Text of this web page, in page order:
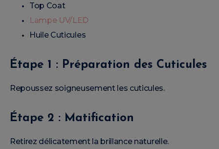
Top Coat
Lampe UV/LED
Huile Cuticules
Étape 1 : Préparation des Cuticules
Repoussez soigneusement les cuticules.
Étape 2 : Matification
Retirez délicatement la brillance naturelle.